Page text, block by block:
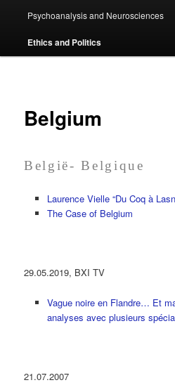
primary
Psychoanalysis and Neurosciences
Ethics and Politics
Belgium
België- Belgique
Laurence Vielle “Du Coq à
The Case of Belgium
29.05.2019, BXI TV
Vague noire en Flandre… Et
analyses avec plusieurs
21.07.2007